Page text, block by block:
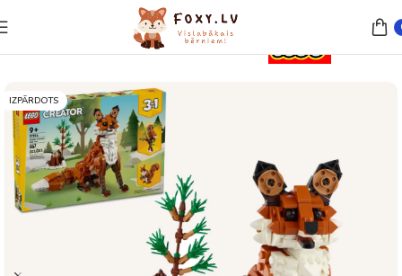
Sākums Lego un konstruktori
IZPĀRDOTS